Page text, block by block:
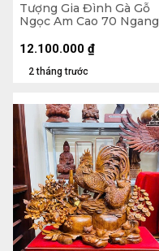
Tượng Gia Đình Gà Gỗ
Ngọc Am Cao 70 Ngang
2 tháng trước
12.100.000 ₫